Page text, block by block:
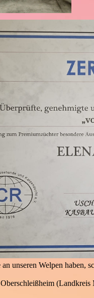
an unseren Welpen haben,
(Landkreis